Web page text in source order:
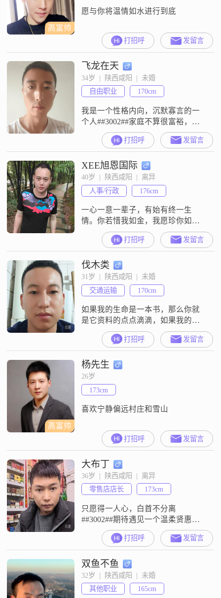
找点乐子，让
高富帅
愿与你将温情如水进行到底
打招呼 发留言
飞龙在天
34岁  |  陕西咸阳  |  未婚
自由职业
170cm
我是一个性格内向，沉默寡言的一
个人##3002##家庭不算很富裕，也
不算穷##3002##想找一个踏实过日
子的对象##3002##走完余生的路
##3002##
打招呼 发留言
XEE旭恩国际
40岁  |  陕西咸阳  |  离异
人事/行政
176cm
一心一意一辈子，有始有终一生
情。你若惜我如金，我愿珍你如
命；你若爱我入骨，我愿陪你入
打招呼 发留言
伐木类
31岁  |  陕西咸阳  |  未婚
交通运输
170cm
如果我的生命是一本书，那么你就
是它资料的点点滴滴，如果我的生
命是一湖春水，那么你就是其中的
阵阵涟漪，没有错，你就是我的一
切##3002##
打招呼 发留言
高富帅
杨先生
26岁
173cm
喜欢宁静偏远村庄和雪山
打招呼 发留言
大布丁
36岁  |  陕西咸阳  |  离异
零售店店长
173cm
只愿得一人心，白首不分离
##3002##期待遇见一个温柔贤惠顾
家的你
打招呼 发留言
双鱼不鱼
32岁  |  陕西咸阳  |  未婚
其他职业
165cm